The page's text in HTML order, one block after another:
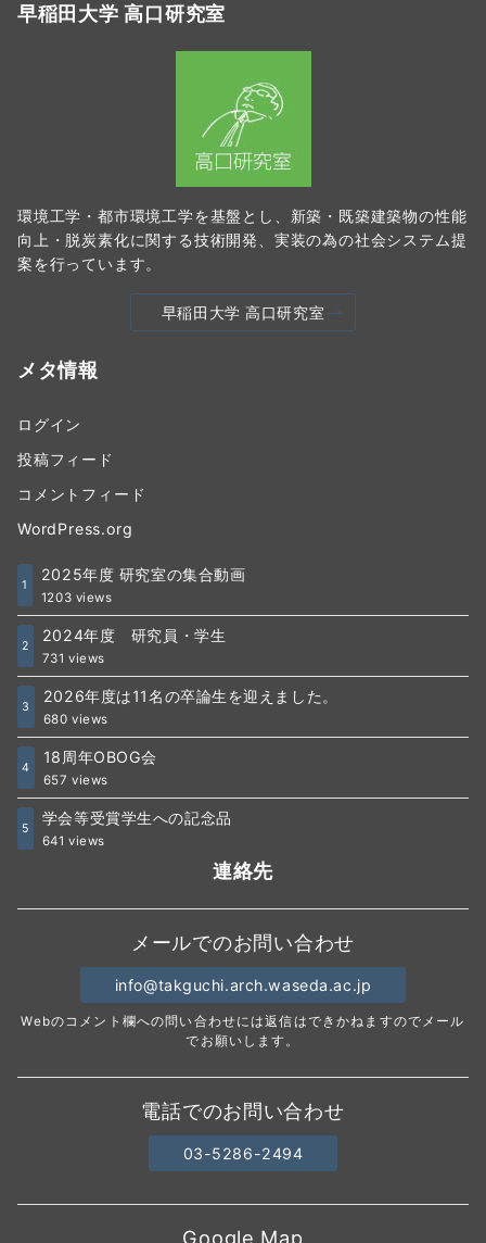
早稲田大学 高口研究室
環境工学・都市環境工学を基盤とし、新築・既築建築物の性能
向上・脱炭素化に関する技術開発、実装の為の社会システム提
案を行っています。
早稲田大学 高口研究室
メタ情報
ログイン
投稿フィード
コメントフィード
WordPress.org
1
2025年度 研究室の集合動画
1203 views
2
2024年度 研究員・学生
731 views
3
2026年度は11名の卒論生を迎えました。
680 views
4
18周年OBOG会
657 views
5
学会等受賞学生への記念品
641 views
連絡先
メールでのお問い合わせ
info@takguchi.arch.waseda.ac.jp
Webのコメント欄への問い合わせには返信はできかねますのでメール
でお願いします。
電話でのお問い合わせ
03-5286-2494
Google Map